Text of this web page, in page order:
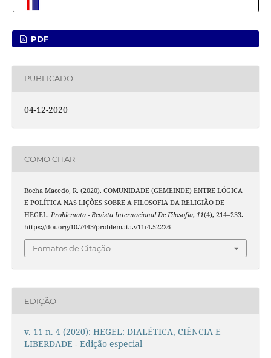
PDF
PUBLICADO
04-12-2020
COMO CITAR
Rocha Macedo, R. (2020). COMUNIDADE (GEMEINDE) ENTRE LÓGICA
E POLÍTICA NAS LIÇÕES SOBRE A FILOSOFIA DA RELIGIÃO DE
HEGEL. Problemata - Revista Internacional De Filosofia, 11(4), 214–233.
https://doi.org/10.7443/problemata.v11i4.52226
Fomatos de Citação
EDIÇÃO
v. 11 n. 4 (2020): HEGEL: DIALÉTICA, CIÊNCIA E
LIBERDADE - Edição especial